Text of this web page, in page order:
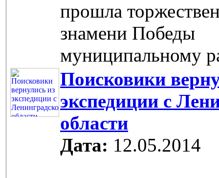
прошла
знамени Победы
муниципальному
Поисковики
экспедиции с
области
Дата: 12.05.2014